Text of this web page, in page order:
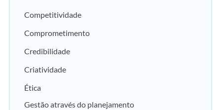
Competitividade
Comprometimento
Credibilidade
Criatividade
Ética
Gestão através do planejamento